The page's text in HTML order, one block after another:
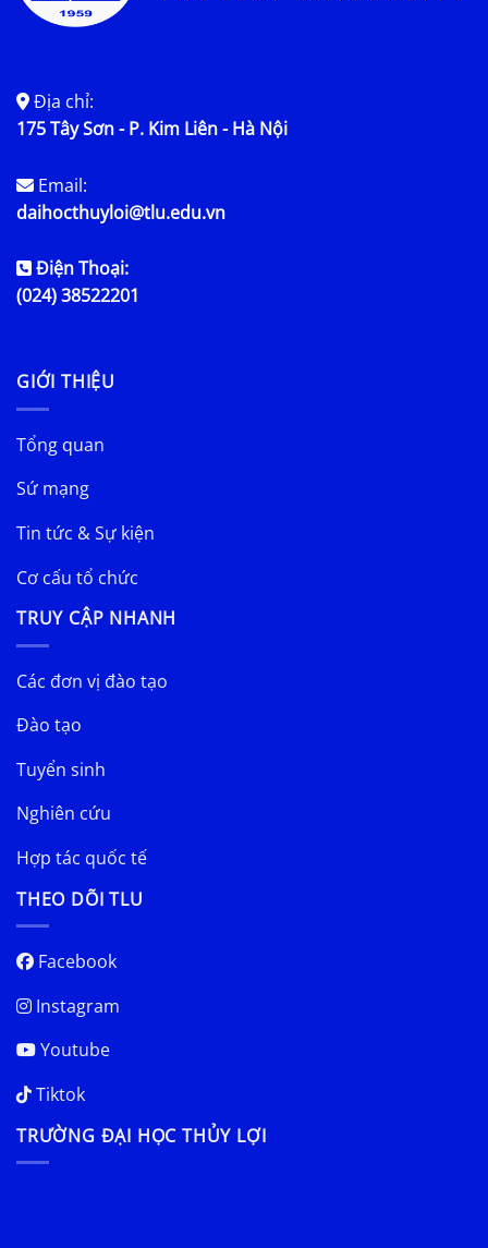
Địa chỉ:
175 Tây Sơn - P. Kim Liên - Hà Nội
Email:
daihocthuyloi@tlu.edu.vn
Điện Thoại:
(024) 38522201
GIỚI THIỆU
Tổng quan
Sứ mạng
Tin tức & Sự kiện
Cơ cấu tổ chức
TRUY CẬP NHANH
Các đơn vị đào tạo
Đào tạo
Tuyển sinh
Nghiên cứu
Hợp tác quốc tế
THEO DÕI TLU
Facebook
Instagram
Youtube
Tiktok
TRƯỜNG ĐẠI HỌC THỦY LỢI